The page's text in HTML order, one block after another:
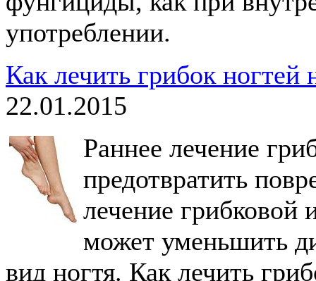
употреблении.
Как лечить грибок
22.01.2015
Раннее лечение
предотвратить
лечение
может уменьшить
вид ногтя. Как лечить